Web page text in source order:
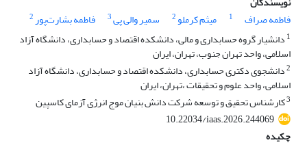
فاطمه صراف
1 میثم کرملو2 سمیر والی پی3 فاطمه بشارت‌پور2
1 دانشیار گروه حسابداری و مالی، دانشکده اقتصاد و حسابداری، دانشگاه آزاد
اسلامی، واحد تهران جنوب، تهران، ایران
2دانشجوی دکتری حسابداری، دانشکده اقتصاد و حسابداری، دانشگاه آزاد
اسلامی، واحد علوم و تحقیقات ،تهران، ایران
3کارشناس تحقیق و توسعه شرکت دانش بنیان موج انرژی آزمای کاسپین
10.22034/iaas.2026.244069
چکیده